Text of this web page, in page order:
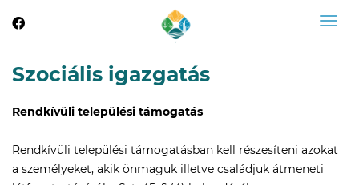
Szociális igazgatás
Rendkívüli települési támogatás
Rendkívüli települési támogatásban kell részesíteni azokat
a személyeket, akik önmaguk illetve családjuk átmeneti